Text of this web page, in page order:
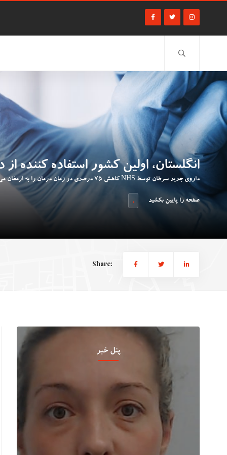
انگلستان، اولین کشور استفاده کننده
داروی جدید سرطان توسط NHS کاهش 75 درصدی در زمان درمان را به ارمغان می‌آورد.
صفحه را پایین بکشید
Share:
پنل خبر